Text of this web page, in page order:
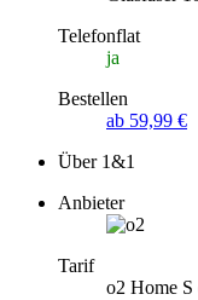
Telefonflat
ja
Bestellen
ab 59,99 €
Über 1&1
Anbieter
Tarif
o2 Home